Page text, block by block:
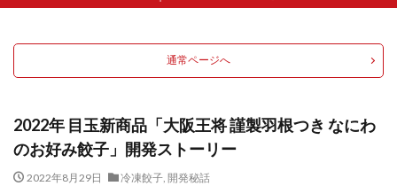
通常ページへ
2022年 目玉新商品「大阪王将 謹製羽根つき なにわ
のお好み餃子」開発ストーリー
2022年8月29日 冷凍餃子, 開発秘話